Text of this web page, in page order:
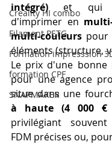
Creality HI combo
Filament PETG
Formation impresssion
formation CPF
SNAPMAKER
intégré) et qui
d'imprimer en
multi-couleurs pour
éléments (structure,
Le prix d'une bonne
pour une agence
situe dans une
à haute (4 000 €
privilégiant
FDM précises ou,